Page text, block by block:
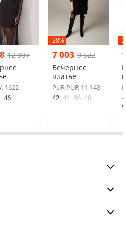
12 007
1622
46
-28%
7 003 9 522
Вечернее
платье
PUR PUR 11-143
42 44 46 48
-